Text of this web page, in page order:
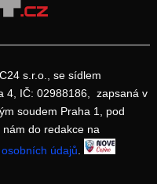
s.r.o., se sídlem
4, IČ: 02988186, zapsaná v
soudem Praha 1, pod
do redakce na
údajů